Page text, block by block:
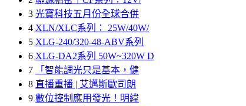
3 光寶科技五月份全球合併
4 XLN/XLC系列： 25W/40W/
5 XLG-240/320-48-ABV系列
6 XLG-DA2系列 50W~320W D
7
「智能調光只是基本，健
8 直播重播 | 艾邁斯歐司朗
9 數位控制應用發光！明緯